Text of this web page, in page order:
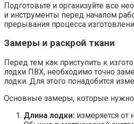
Подготовьте и организуйте все
и инструменты перед началом
прерывания процесса
Замеры и раскрой ткани
Перед тем как приступить к
лодки ПВХ, необходимо точно
лодки. Для этого понадобится
Основные замеры, которые нужно
Длина лодки: измеряется от